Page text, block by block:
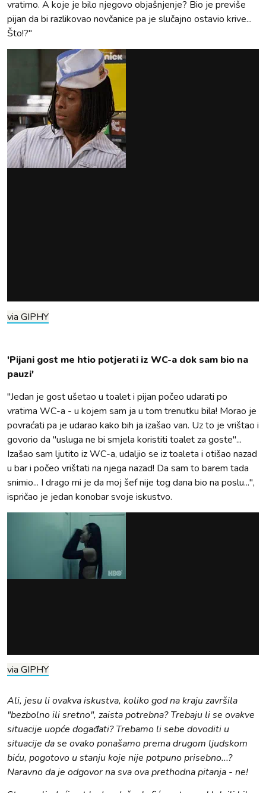
vratimo. A koje je bilo njegovo objašnjenje? Bio je previše
pijan da bi razlikovao novčanice pa je slučajno ostavio krive...
Što!?"
via GIPHY
'Pijani gost me htio potjerati iz WC-a dok sam bio na
pauzi'
"Jedan je gost ušetao u toalet i pijan počeo udarati po
vratima WC-a - u kojem sam ja u tom trenutku bila! Morao je
povraćati pa je udarao kako bih ja izašao van. Uz to je vrištao i
govorio da "usluga ne bi smjela koristiti toalet za goste"...
Izašao sam ljutito iz WC-a, udaljio se iz toaleta i otišao nazad
u bar i počeo vrištati na njega nazad! Da sam to barem tada
snimio... I drago mi je da moj šef nije tog dana bio na poslu...",
ispričao je jedan konobar svoje iskustvo.
via GIPHY
Ali, jesu li ovakva iskustva, koliko god na kraju završila
"bezbolno ili sretno", zaista potrebna? Trebaju li se ovakve
situacije uopće događati? Trebamo li sebe dovoditi u
situacije da se ovako ponašamo prema drugom ljudskom
biću, pogotovo u stanju koje nije potpuno prisebno...?
Naravno da je odgovor na sva ova prethodna pitanja - ne!